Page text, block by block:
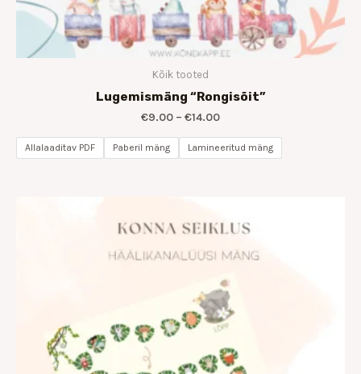
Kõik tooted
Lugemismäng “Rongisõit”
€9.00 – €14.00
Allalaaditav PDF Paberil mäng Lamineeritud mäng
kuni